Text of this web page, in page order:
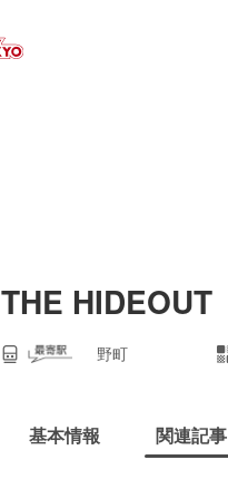
THE HIDEOUT
野町
基本情報 関連記事